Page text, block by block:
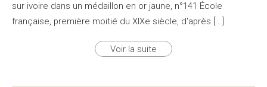
sur ivoire dans un médaillon en or jaune, n°141 École
française, première moitié du XIXe siècle, d'après [...]
Voir la suite